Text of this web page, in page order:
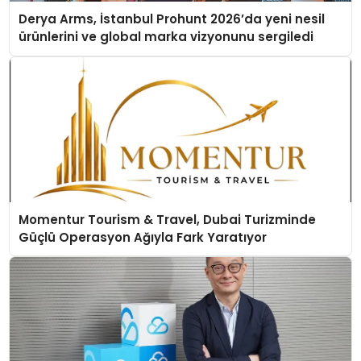
Derya Arms, İstanbul Prohunt 2026’da yeni nesil
ürünlerini ve global marka vizyonunu sergiledi
Momentur Tourism & Travel, Dubai Turizminde
Güçlü Operasyon Ağıyla Fark Yaratıyor